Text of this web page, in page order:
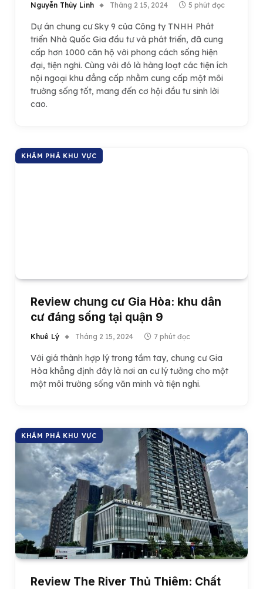
Nguyễn Thùy Linh Tháng 2 15, 2024 5 phút đọc
Dự án chung cư Sky 9 của Công ty TNHH Phát
triển Nhà Quốc Gia đầu tư và phát triển, đã cung
cấp hơn 1000 căn hộ với phong cách sống hiện
đại, tiện nghi. Cùng với đó là hàng loạt các tiện ích
nội ngoại khu đẳng cấp nhằm cung cấp một môi
trường sống tốt, mang đến cơ hội đầu tư sinh lời
cao.
KHÁM PHÁ KHU VỰC
Review chung cư Gia Hòa: khu dân
cư đáng sống tại quận 9
Khuê Lý Tháng 2 15, 2024 7 phút đọc
Với giá thành hợp lý trong tầm tay, chung cư Gia
Hòa khẳng định đây là nơi an cư lý tưởng cho một
một môi trường sống văn minh và tiện nghi.
KHÁM PHÁ KHU VỰC
Review The River Thủ Thiêm: Chất